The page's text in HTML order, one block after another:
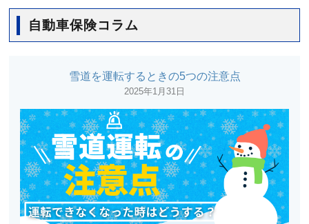
自動車保険コラム
雪道を運転するときの5つの注意点
2025年1月31日